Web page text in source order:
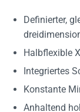
Definierter,
Halbflexible
Integriertes
Konstante
Anhaltend